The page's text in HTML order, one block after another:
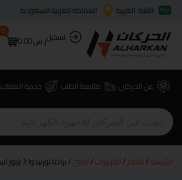
اللغة: العربية
المملكة العربية السعودية
تسجيلر.س0.00
0
عن الحركان متابعة الطلب خدمة العملاء
الرئيسية/المتجر/الفريزرات/ارضي/ برادة تورنيدوا 3 بزبوز ابيض موديل TWD-L3T3RK-W